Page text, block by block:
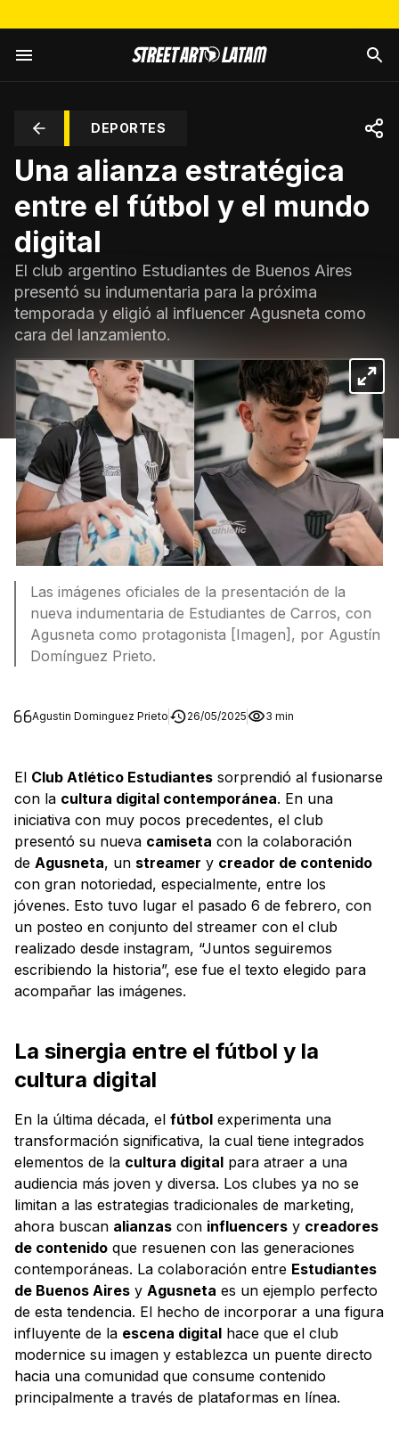
DEPORTES
Una alianza estratégica
entre el fútbol y el mundo
digital
El club argentino Estudiantes de Buenos Aires
presentó su indumentaria para la próxima
temporada y eligió al influencer Agusneta como
cara del lanzamiento.
Las imágenes oficiales de la presentación de la
nueva indumentaria de Estudiantes de Carros, con
Agusneta como protagonista [Imagen], por Agustín
Domínguez Prieto.
Agustin Dominguez Prieto 26/05/2025 3 min
El Club Atlético Estudiantes sorprendió al fusionarse
con la cultura digital contemporánea. En una
iniciativa con muy pocos precedentes, el club
presentó su nueva camiseta con la colaboración
de Agusneta, un streamer y creador de contenido
con gran notoriedad, especialmente, entre los
jóvenes. Esto tuvo lugar el pasado 6 de febrero, con
un posteo en conjunto del streamer con el club
realizado desde instagram, “Juntos seguiremos
escribiendo la historia”, ese fue el texto elegido para
acompañar las imágenes.
La sinergia entre el fútbol y la
cultura digital
En la última década, el fútbol experimenta una
transformación significativa, la cual tiene integrados
elementos de la cultura digital para atraer a una
audiencia más joven y diversa. Los clubes ya no se
limitan a las estrategias tradicionales de marketing,
ahora buscan alianzas con influencers y creadores
de contenido que resuenen con las generaciones
contemporáneas. La colaboración entre Estudiantes
de Buenos Aires y Agusneta es un ejemplo perfecto
de esta tendencia. El hecho de incorporar a una figura
influyente de la escena digital hace que el club
modernice su imagen y establezca un puente directo
hacia una comunidad que consume contenido
principalmente a través de plataformas en línea.